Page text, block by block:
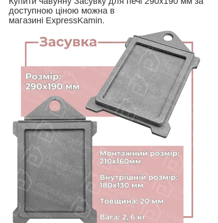
доступною ціною можна в
магазині ExpressKamin.